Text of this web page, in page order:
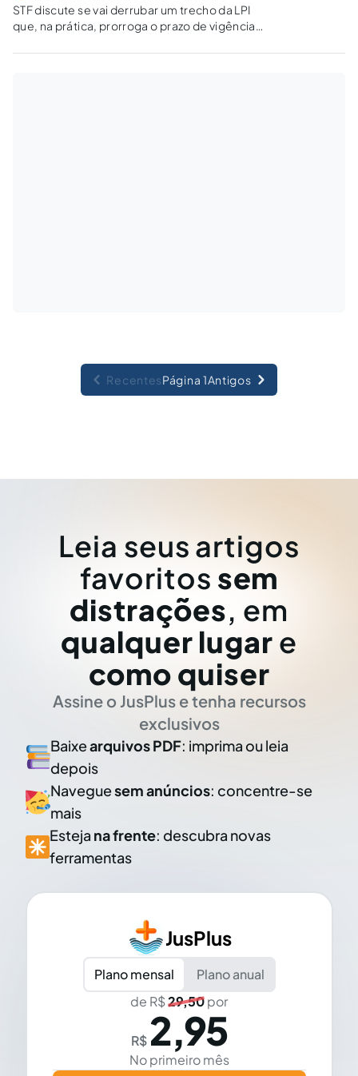
STF discute se vai derrubar um trecho da LPI
que, na prática, prorroga o prazo de vigência
por três anos e meio.
RecentesPágina 1Antigos
Leia seus artigos
favoritos sem
distrações, em
qualquer lugar e
como quiser
Assine o JusPlus e tenha recursos
exclusivos
Baixearquivos PDF: imprima ou leia
depois
Naveguesem anúncios: concentre-se
mais
Esteja na frente: descubra novas
ferramentas
JusPlus
Plano mensal
Plano anual
de R$29,50por
R$ 2,95
No primeiro mês